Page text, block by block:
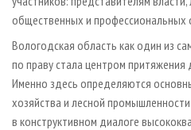
общественных и профессиональных
Вологодская область как один из
по праву стала центром притяжения
Именно здесь определяются
хозяйства и лесной
в конструктивном диалоге